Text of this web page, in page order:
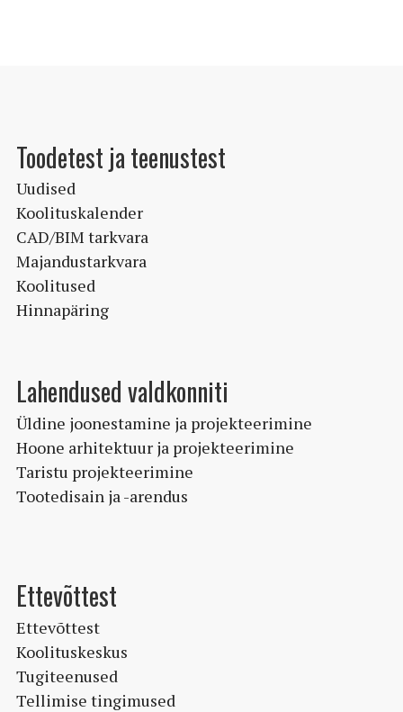
Toodetest ja teenustest
Uudised
Koolituskalender
CAD/BIM tarkvara
Majandustarkvara
Koolitused
Hinnapäring
Lahendused valdkonniti
Üldine joonestamine ja projekteerimine
Hoone arhitektuur ja projekteerimine
Taristu projekteerimine
Tootedisain ja -arendus
Ettevõttest
Ettevõttest
Koolituskeskus
Tugiteenused
Tellimise tingimused